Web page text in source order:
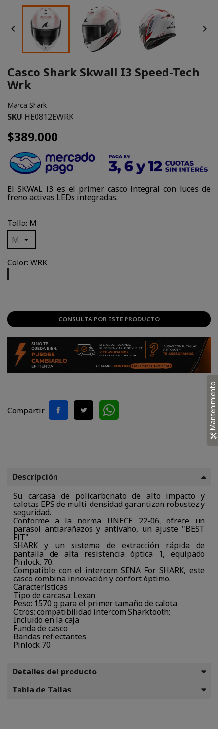
 
Casco Shark Skwall I3 Speed-Tech
Wrk
Marca Shark
SKU HE0812EWRK
$389.000
El SKWAL i3 es el primer casco integral con luces de
freno activas LEDs integradas.
Talla: M
Color: WRK
CONSULTA POR ESTE PRODUCTO
Compartir
Descripción
Su carcasa de policarbonato de alto impacto y
calotas EPS de multi-densidad garantizan robustez y
seguridad.
Conforme a la norma UNECE 22-06, ofrece un
parasol antiarañazos y antivaho, un ajuste "BEST
FIT"
SHARK y un sistema de extracción rápida de
pantalla de alta resistencia óptica 1, equipado
Pinlock; 70.
Compatible con el intercom SENA For SHARK, este
casco combina innovación y confort óptimo.
Características
Tipo de carcasa: Lexan
Peso: 1570 g para el primer tamaño de calota
Otros: compatibilidad intercom Sharktooth;
Incluido en la caja
Funda de casco
Bandas reflectantes
Pinlock 70
Detalles del producto
Tabla de Tallas
Mantenimiento